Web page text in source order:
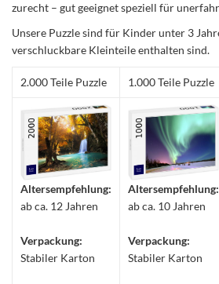
zurecht – gut geeignet speziell für
Unsere Puzzle sind für Kinder unter 3
verschluckbare Kleinteile enthalten sind.
2.000 Teile Puzzle 1.000 Teile Puzzle
Altersempfehlung:
ab ca. 12 Jahren
Verpackung:
Stabiler Karton
Altersempfehlung:
ab ca. 10 Jahren
Verpackung:
Stabiler Karton